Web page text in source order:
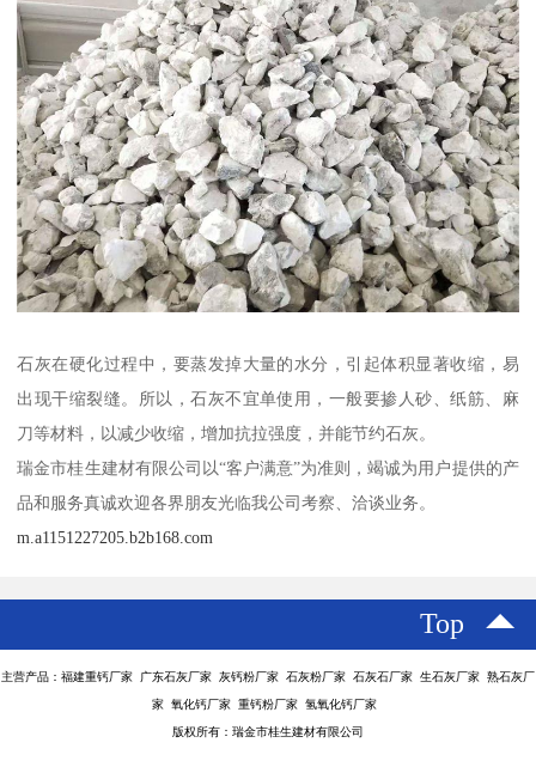
石灰在硬化过程中，要蒸发掉大量的水分，引起体积显著收缩，易
出现干缩裂缝。所以，石灰不宜单使用，一般要掺人砂、纸筋、麻
刀等材料，以减少收缩，增加抗拉强度，并能节约石灰。
瑞金市桂生建材有限公司以“客户满意”为准则，竭诚为用户提供的产
品和服务真诚欢迎各界朋友光临我公司考察、洽谈业务。
m.a1151227205.b2b168.com
Top
主营产品：福建重钙厂家 广东石灰厂家 灰钙粉厂家 石灰粉厂家 石灰石厂家 生石灰厂家 熟石灰厂
家 氧化钙厂家 重钙粉厂家 氢氧化钙厂家
版权所有：瑞金市桂生建材有限公司